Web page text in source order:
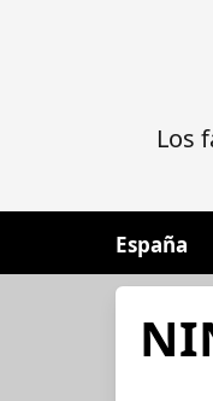
Los
España